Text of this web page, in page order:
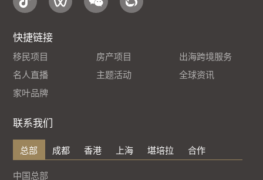
快捷链接
移民项目 房产项目
出海跨境服务
名人直播
主题活动
全球资讯
家叶品牌
联系我们
总部 成都 香港 上海 堪培拉 合作
中国总部